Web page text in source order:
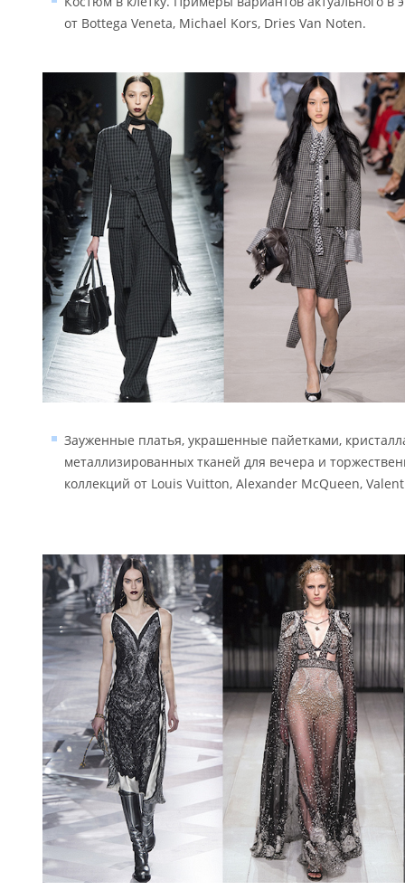
от Bottega Veneta, Michael Kors, Dries Van Noten.
Зауженные платья, украшенные пайетками,
металлизированных тканей для вечера и
коллекций от Louis Vuitton, Alexander McQueen,